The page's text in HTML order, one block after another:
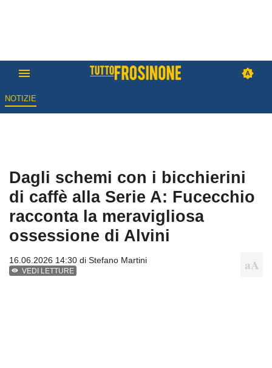
NOTIZIE
Dagli schemi con i bicchierini
di caffè alla Serie A: Fucecchio
racconta la meravigliosa
ossessione di Alvini
16.06.2026 14:30 di Stefano Martini
VEDI LETTURE